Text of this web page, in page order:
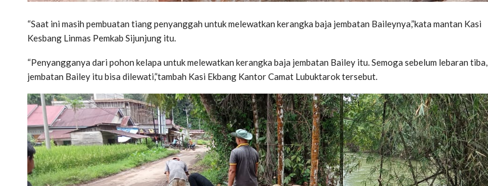
“Saat ini masih pembuatan tiang penyanggah untuk melewatkan kerangka baja jembatan Baileynya,”kata mantan Kasi
Kesbang Linmas Pemkab Sijunjung itu.
“Penyangganya dari pohon kelapa untuk melewatkan kerangka baja jembatan Bailey itu. Semoga sebelum lebaran tiba,
jembatan Bailey itu bisa dilewati,”tambah Kasi Ekbang Kantor Camat Lubuktarok tersebut.